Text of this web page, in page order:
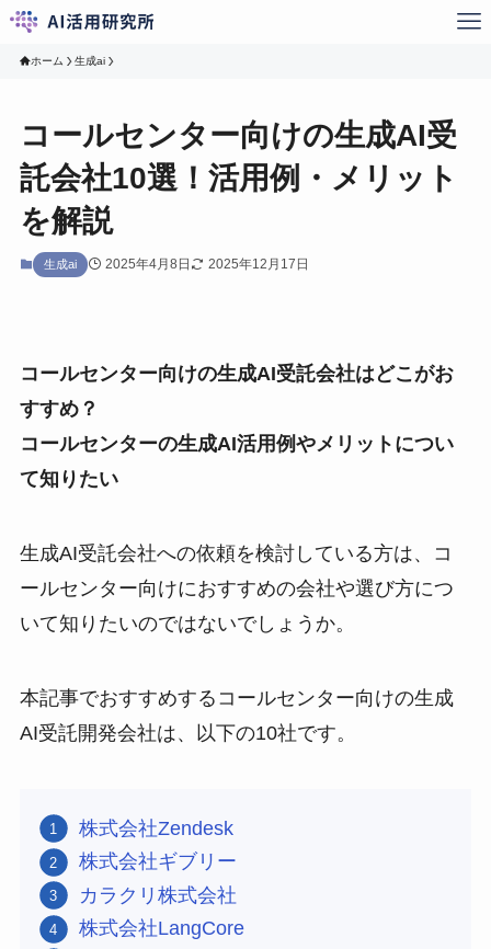
ホーム 生成ai
コールセンター向けの生成AI受
託会社10選！活用例・メリット
を解説
生成ai 2025年4月8日 2025年12月17日
コールセンター向けの生成AI受託会社はどこがお
すすめ？
コールセンターの生成AI活用例やメリットについ
て知りたい
生成AI受託会社への依頼を検討している方は、コ
ールセンター向けにおすすめの会社や選び方につ
いて知りたいのではないでしょうか。
本記事でおすすめするコールセンター向けの生成
AI受託開発会社は、以下の10社です。
株式会社Zendesk
株式会社ギブリー
カラクリ株式会社
株式会社LangCore